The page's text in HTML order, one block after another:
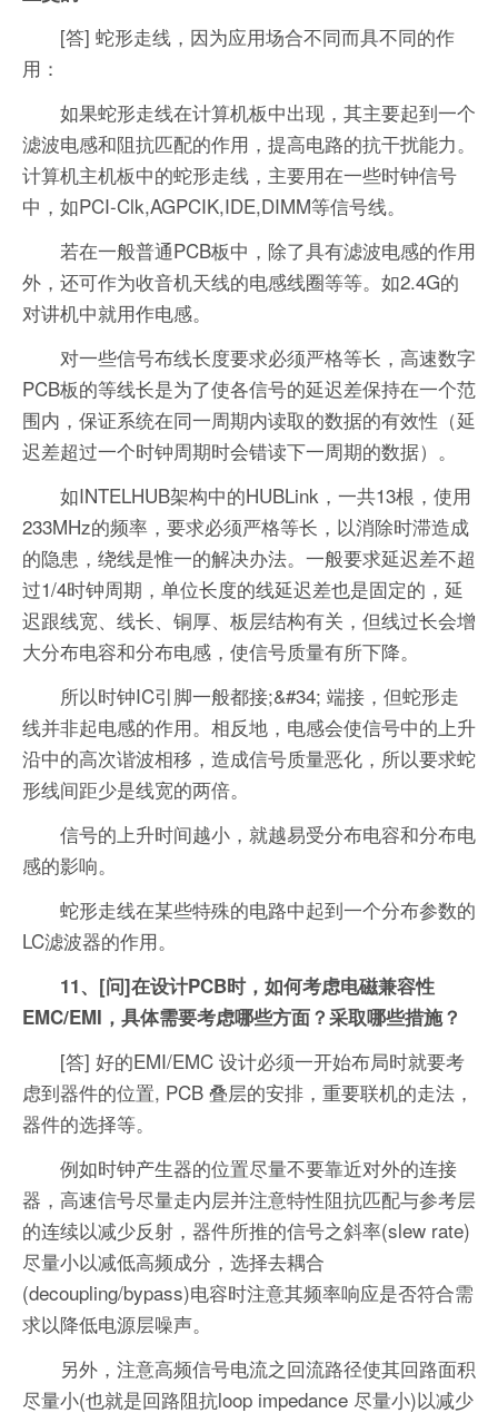
[答] 蛇形走线，因为应用场合不同而具不同的作
用：
如果蛇形走线在计算机板中出现，其主要起到一个
滤波电感和阻抗匹配的作用，提高电路的抗干扰能力。
计算机主机板中的蛇形走线，主要用在一些时钟信号
中，如PCI-Clk,AGPCIK,IDE,DIMM等信号线。
若在一般普通PCB板中，除了具有滤波电感的作用
外，还可作为收音机天线的电感线圈等等。如2.4G的
对讲机中就用作电感。
对一些信号布线长度要求必须严格等长，高速数字
PCB板的等线长是为了使各信号的延迟差保持在一个范
围内，保证系统在同一周期内读取的数据的有效性（延
迟差超过一个时钟周期时会错读下一周期的数据）。
如INTELHUB架构中的HUBLink，一共13根，使用
233MHz的频率，要求必须严格等长，以消除时滞造成
的隐患，绕线是惟一的解决办法。一般要求延迟差不超
过1/4时钟周期，单位长度的线延迟差也是固定的，延
迟跟线宽、线长、铜厚、板层结构有关，但线过长会增
大分布电容和分布电感，使信号质量有所下降。
所以时钟IC引脚一般都接;&#34; 端接，但蛇形走
线并非起电感的作用。相反地，电感会使信号中的上升
沿中的高次谐波相移，造成信号质量恶化，所以要求蛇
形线间距少是线宽的两倍。
信号的上升时间越小，就越易受分布电容和分布电
感的影响。
蛇形走线在某些特殊的电路中起到一个分布参数的
LC滤波器的作用。
11、[问]在设计PCB时，如何考虑电磁兼容性
EMC/EMI，具体需要考虑哪些方面？采取哪些措施？
[答] 好的EMI/EMC 设计必须一开始布局时就要考
虑到器件的位置, PCB 叠层的安排，重要联机的走法，
器件的选择等。
例如时钟产生器的位置尽量不要靠近对外的连接
器，高速信号尽量走内层并注意特性阻抗匹配与参考层
的连续以减少反射，器件所推的信号之斜率(slew rate)
尽量小以减低高频成分，选择去耦合
(decoupling/bypass)电容时注意其频率响应是否符合需
求以降低电源层噪声。
另外，注意高频信号电流之回流路径使其回路面积
尽量小(也就是回路阻抗loop impedance 尽量小)以减少